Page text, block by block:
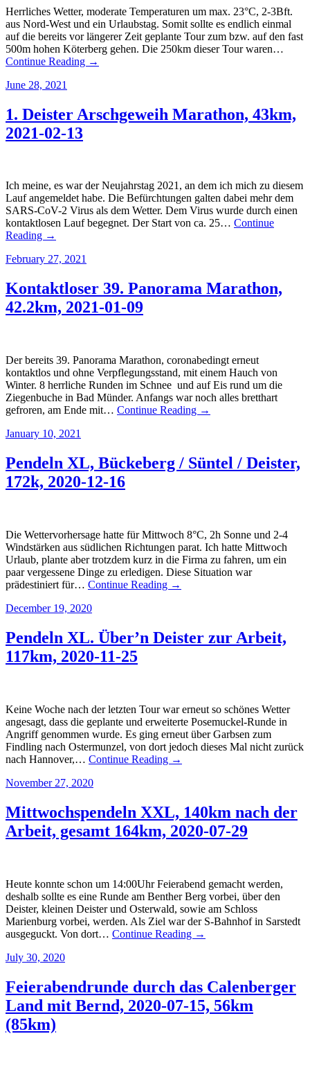
Herrliches Wetter, moderate Temperaturen um max. 23°C, 2-3Bft.
aus Nord-West und ein Urlaubstag. Somit sollte es endlich einmal
auf die bereits vor längerer Zeit geplante Tour zum bzw. auf den fast
500m hohen Köterberg gehen. Die 250km dieser Tour waren…
Continue Reading →
June 28, 2021
1. Deister Arschgeweih Marathon, 43km,
2021-02-13
Ich meine, es war der Neujahrstag 2021, an dem ich mich zu diesem
Lauf angemeldet habe. Die Befürchtungen galten dabei mehr dem
SARS-CoV-2 Virus als dem Wetter. Dem Virus wurde durch einen
kontaktlosen Lauf begegnet. Der Start von ca. 25… Continue
Reading →
February 27, 2021
Kontaktloser 39. Panorama Marathon,
42.2km, 2021-01-09
Der bereits 39. Panorama Marathon, coronabedingt erneut
kontaktlos und ohne Verpflegungsstand, mit einem Hauch von
Winter. 8 herrliche Runden im Schnee und auf Eis rund um die
Ziegenbuche in Bad Münder. Anfangs war noch alles bretthart
gefroren, am Ende mit… Continue Reading →
January 10, 2021
Pendeln XL, Bückeberg / Süntel / Deister,
172k, 2020-12-16
Die Wettervorhersage hatte für Mittwoch 8°C, 2h Sonne und 2-4
Windstärken aus südlichen Richtungen parat. Ich hatte Mittwoch
Urlaub, plante aber trotzdem kurz in die Firma zu fahren, um ein
paar vergessene Dinge zu erledigen. Diese Situation war
prädestiniert für… Continue Reading →
December 19, 2020
Pendeln XL. Über’n Deister zur Arbeit,
117km, 2020-11-25
Keine Woche nach der letzten Tour war erneut so schönes Wetter
angesagt, dass die geplante und erweiterte Posemuckel-Runde in
Angriff genommen wurde. Es ging erneut über Garbsen zum
Findling nach Ostermunzel, von dort jedoch dieses Mal nicht zurück
nach Hannover,… Continue Reading →
November 27, 2020
Mittwochspendeln XXL, 140km nach der
Arbeit, gesamt 164km, 2020-07-29
Heute konnte schon um 14:00Uhr Feierabend gemacht werden,
deshalb sollte es eine Runde am Benther Berg vorbei, über den
Deister, kleinen Deister und Osterwald, sowie am Schloss
Marienburg vorbei, werden. Als Ziel war der S-Bahnhof in Sarstedt
ausgeguckt. Von dort… Continue Reading →
July 30, 2020
Feierabendrunde durch das Calenberger
Land mit Bernd, 2020-07-15, 56km
(85km)